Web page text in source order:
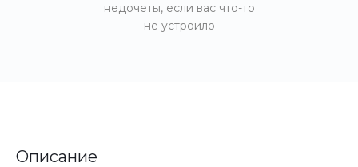
недочеты, если вас что-то
не устроило
Описание